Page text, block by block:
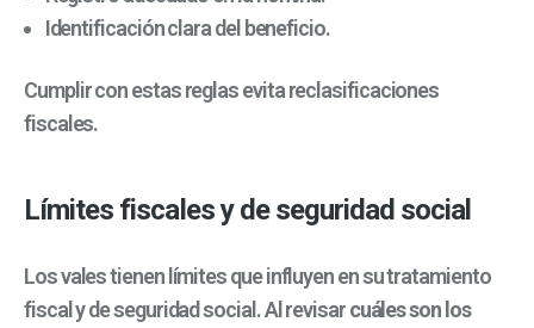
Identificación clara del beneficio.
Cumplir con estas reglas evita reclasificaciones
fiscales.
Límites fiscales y de seguridad social
Los vales tienen límites que influyen en su tratamiento
fiscal y de seguridad social.Al revisarcuáles son los